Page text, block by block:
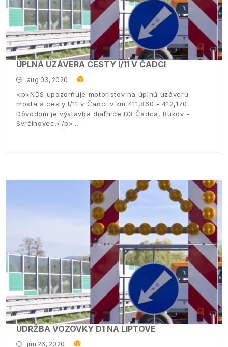
ÚPLNÁ UZÁVERA CESTY I/11 V ČADCI
aug 03, 2020
<p>NDS upozorňuje motoristov na úplnú uzáveru
mosta a cesty I/11 v Čadci v km 411,860 - 412,170.
Dôvodom je výstavba diaľnice D3 Čadca, Bukov -
Svrčinovec.</p>
ÚDRŽBA VOZOVKY D1 NA LIPTOVE
jún 26, 2020